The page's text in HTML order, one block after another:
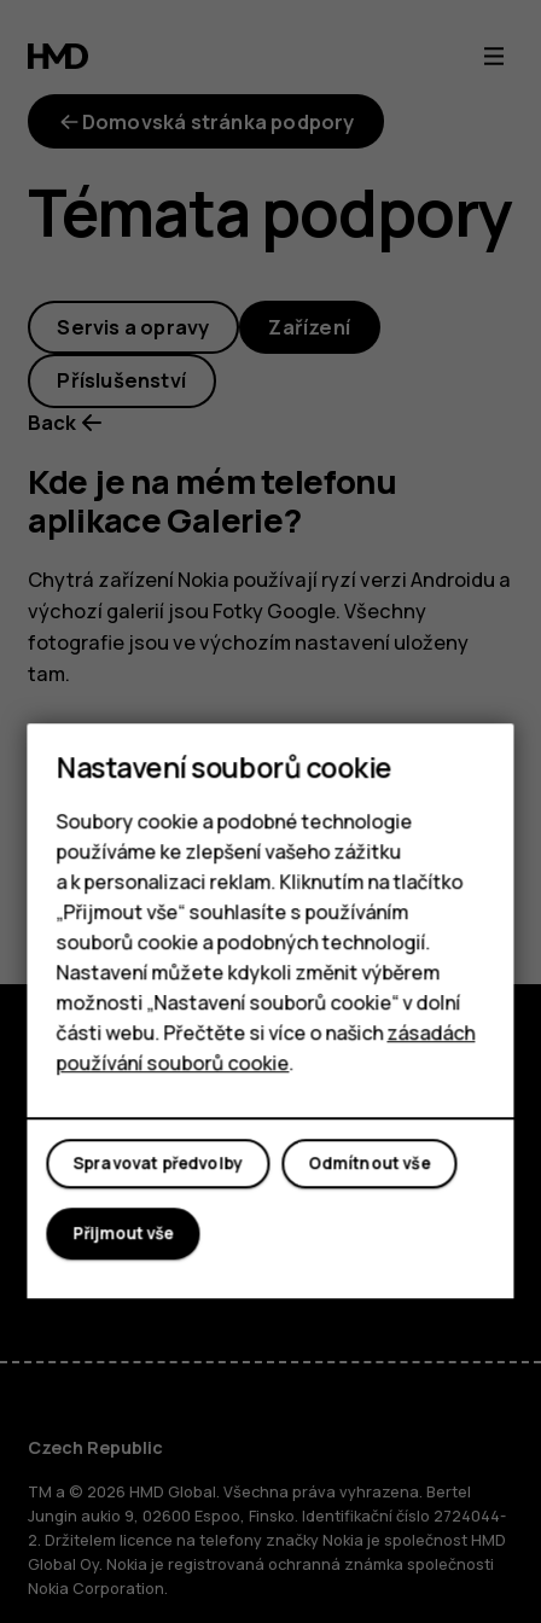
Kde
je
na
mém
telefonu
aplikace
Galerie?
Chytré telefony
Tlačítkové telefony
Tablety
Domovská stránka podpory
Témata podpory
Servis a opravy Zařízení
Příslušenství
Back
Kde je na mém telefonu
aplikace Galerie?
Chytrá zařízení Nokia používají ryzí verzi Androidu a
výchozí galerií jsou Fotky Google. Všechny
fotografie jsou ve výchozím nastavení uloženy
tam.
Pomohlo vám to?
Ano Ne
Prozkoumat
O nás
Planet and people
Podpora
FacebookInstagram
Tiktok
Czech Republic
TM a © 2026 HMD Global. Všechna práva vyhrazena. Bertel
Jungin aukio 9, 02600 Espoo, Finsko. Identifikační číslo 2724044-
2. Držitelem licence na telefony značky Nokia je společnost HMD
Global Oy. Nokia je registrovaná ochranná známka společnosti
Nokia Corporation.
Nastavení souborů cookie
Soubory cookie a podobné technologie
používáme ke zlepšení vašeho zážitku
a k personalizaci reklam. Kliknutím na tlačítko
„Přijmout vše“ souhlasíte s používáním
souborů cookie a podobných technologií.
Nastavení můžete kdykoli změnit výběrem
možnosti „Nastavení souborů cookie“ v dolní
části webu. Přečtěte si více o našichzásadách
používání souborů cookie.
Odmítnout vše
Spravovat předvolby
Přijmout vše